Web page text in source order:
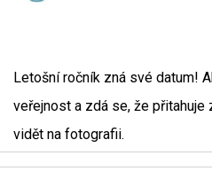
Letošní ročník zná své datum!
veřejnost a zdá se, že přitahuje
vidět na fotografii.